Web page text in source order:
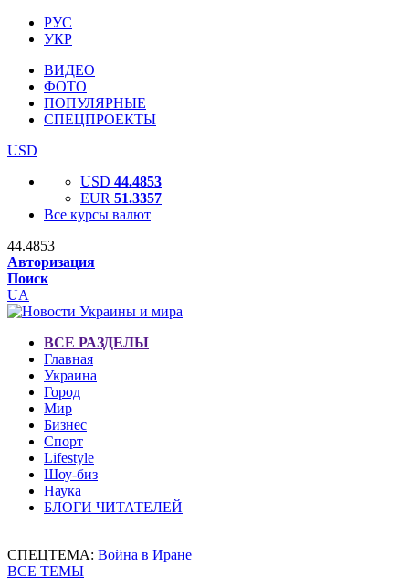
РУС
УКР
ВИДЕО
ФОТО
ПОПУЛЯРНЫЕ
СПЕЦПРОЕКТЫ
USD
USD 44.4853
EUR 51.3357
Все курсы валют
44.4853
Авторизация
Поиск
UA
ВСЕ РАЗДЕЛЫ
Главная
Украина
Город
Мир
Бизнес
Спорт
Lifestyle
Шоу-биз
Наука
БЛОГИ ЧИТАТЕЛЕЙ
СПЕЦТЕМА: Война в Иране
ВСЕ ТЕМЫ